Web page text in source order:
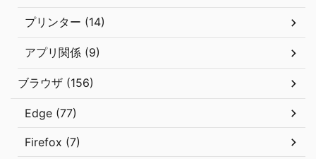
プリンター (14)
アプリ関係 (9)
ブラウザ (156)
Edge (77)
Firefox (7)